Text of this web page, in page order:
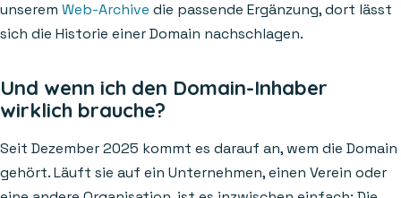
unserem Web-Archive die passende Ergänzung, dort lässt
sich die Historie einer Domain nachschlagen.
Und wenn ich den Domain-Inhaber
wirklich brauche?
Seit Dezember 2025 kommt es darauf an, wem die Domain
gehört. Läuft sie auf ein Unternehmen, einen Verein oder